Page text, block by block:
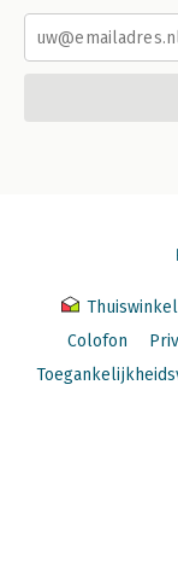
Colofon